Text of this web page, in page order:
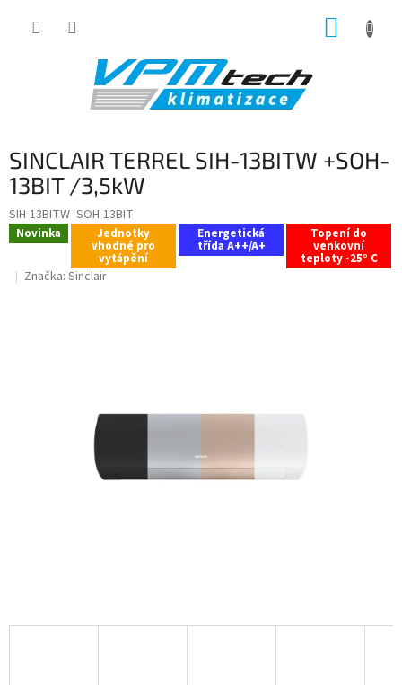
SINCLAIR TERREL SIH-13BITW +SOH-
13BIT /3,5kW
SIH-13BITW -SOH-13BIT
Novinka Jednotky
vhodné pro
vytápění
Energetická
třída A++/A+
Topení do
venkovní
teploty -25° C
Značka: Sinclair